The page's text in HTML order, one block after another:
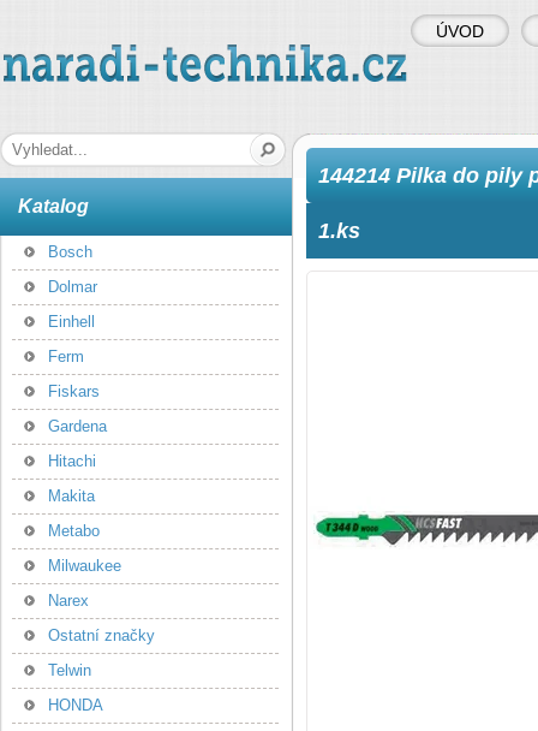
naradi-technika.cz
144214 Pilka do pily
1.ks
Katalog
Bosch
Dolmar
Einhell
Ferm
Fiskars
Gardena
Hitachi
Makita
Metabo
Milwaukee
Narex
Ostatní značky
Telwin
HONDA
ÚVOD
Hledaná fráze